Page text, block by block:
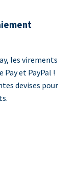
les virements
Pay et PayPal !
devises pour